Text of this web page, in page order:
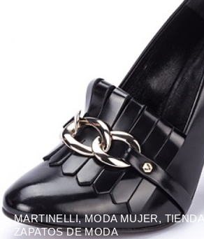
MARTINELLI,MODA MUJER,
ZAPATOS DE MODA